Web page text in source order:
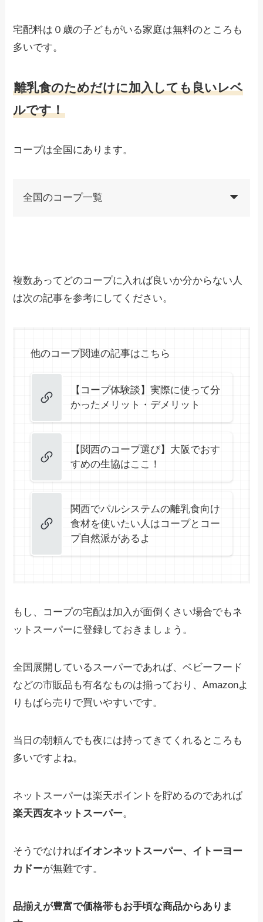
宅配料は０歳の子どもがいる家庭は無料のところも
多いです。
離乳食のためだけに加入しても良いレベ
ルです！
コープは全国にあります。
全国のコープ一覧
複数あってどのコープに入れば良いか分からない人
は次の記事を参考にしてください。
他のコープ関連の記事はこちら
【コープ体験談】実際に使って分
かったメリット・デメリット
【関西のコープ選び】大阪でおす
すめの生協はここ！
関西でパルシステムの離乳食向け
食材を使いたい人はコープとコー
プ自然派があるよ
もし、コープの宅配は加入が面倒くさい場合でもネ
ットスーパーに登録しておきましょう。
全国展開しているスーパーであれば、ベビーフード
などの市販品も有名なものは揃っており、Amazonよ
りもばら売りで買いやすいです。
当日の朝頼んでも夜には持ってきてくれるところも
多いですよね。
ネットスーパーは楽天ポイントを貯めるのであれば
楽天西友ネットスーパー。
そうでなければイオンネットスーパー、イトーヨー
カドーが無難です。
品揃えが豊富で価格帯もお手頃な商品からありま